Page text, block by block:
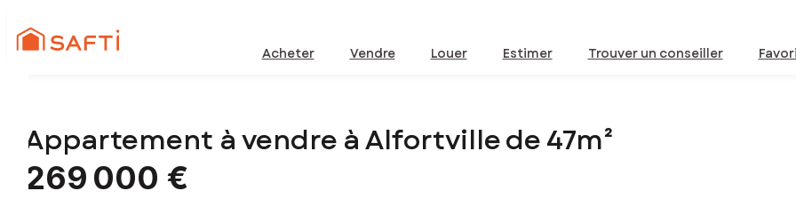
Acheter Vendre Louer Estimer Trouver un conseiller
Appartement à vendre à Alfortville de 47m²
269 000 €